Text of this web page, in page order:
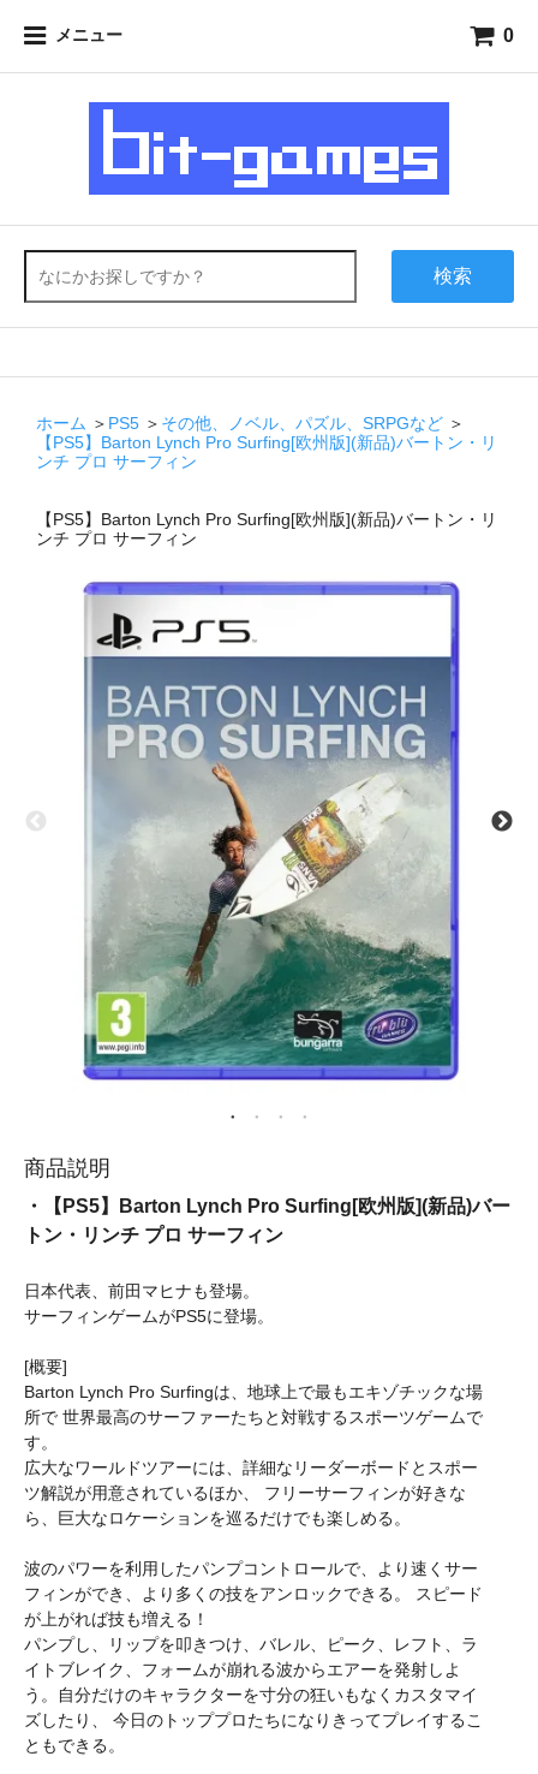
メニュー 0
検索
ホーム ＞ PS5 ＞ その他、ノベル、パズル、SRPGなど ＞
【PS5】Barton Lynch Pro Surfing[欧州版](新品)バートン・リ
ンチ プロ サーフィン
【PS5】Barton Lynch Pro Surfing[欧州版](新品)バートン・リ
ンチ プロ サーフィン
商品説明
・【PS5】Barton Lynch Pro Surfing[欧州版](新品)バー
トン・リンチ プロ サーフィン
日本代表、前田マヒナも登場。
サーフィンゲームがPS5に登場。
[概要]
Barton Lynch Pro Surfingは、地球上で最もエキゾチックな場
所で 世界最高のサーファーたちと対戦するスポーツゲームで
す。
広大なワールドツアーには、詳細なリーダーボードとスポー
ツ解説が用意されているほか、 フリーサーフィンが好きな
ら、巨大なロケーションを巡るだけでも楽しめる。
波のパワーを利用したパンプコントロールで、より速くサー
フィンができ、より多くの技をアンロックできる。 スピード
が上がれば技も増える！
パンプし、リップを叩きつけ、バレル、ピーク、レフト、ラ
イトブレイク、フォームが崩れる波からエアーを発射しよ
う。自分だけのキャラクターを寸分の狂いもなくカスタマイ
ズしたり、 今日のトッププロたちになりきってプレイするこ
ともできる。